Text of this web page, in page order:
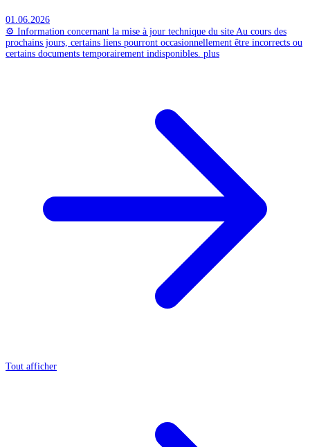
01.06.2026
⚙️ Information concernant la mise à jour technique du site Au cours des
prochains jours, certains liens pourront occasionnellement être incorrects ou
certains documents temporairement indisponibles. plus
Tout afficher